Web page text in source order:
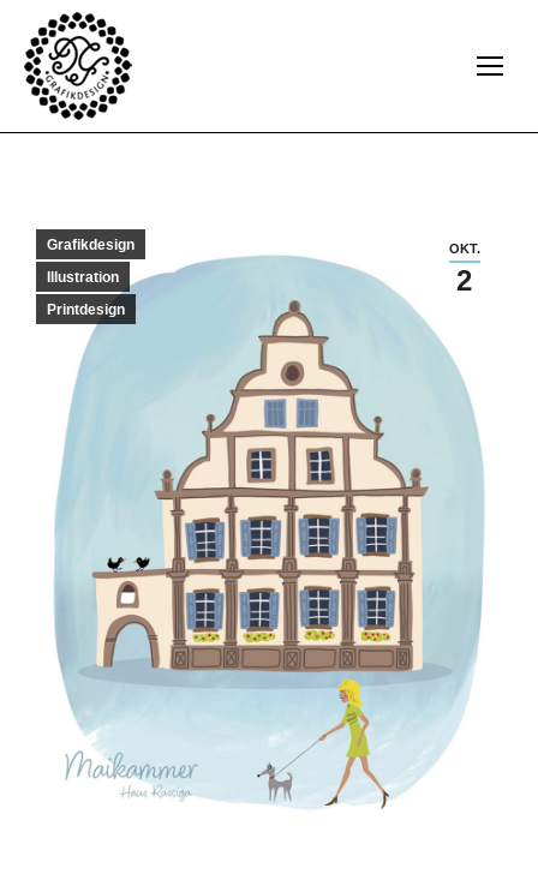
OKT.
2
Grafikdesign
Illustration
Printdesign